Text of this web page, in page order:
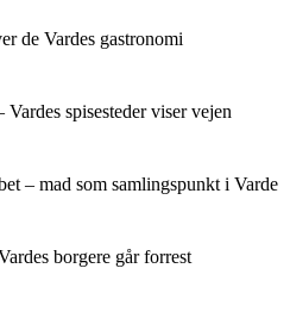
de Vardes gastronomi
spisesteder viser vejen
– mad som samlingspunkt i Varde
borgere går forrest